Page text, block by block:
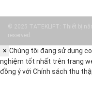
© 2025 TATEKLIFT: Thiết bị
reserved.
× Chúng tôi đang sử dụng
nghiệm tốt nhất trên trang
đồng ý với Chính sách thu